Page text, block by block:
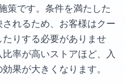
策です。条件を満たした
れるため、お客様はクー
りする必要がありませ
率が高いストアほど、入
果が大きくなります。